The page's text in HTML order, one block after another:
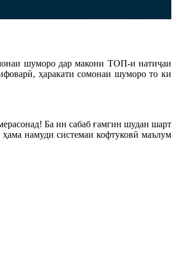
шуморо дар макони ТОП-и натиҷаи
ҳаракати сомонаи шуморо то ки
Ба ин сабаб ғамгин шудан шарт
намуди системаи кофтуковӣ маълум